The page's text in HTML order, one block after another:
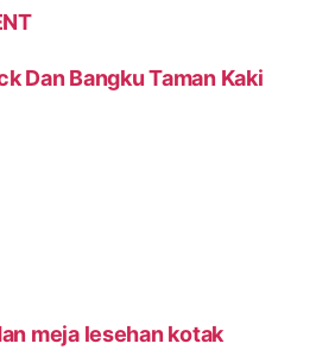
Dan Bangku Taman Kaki
meja lesehan kotak